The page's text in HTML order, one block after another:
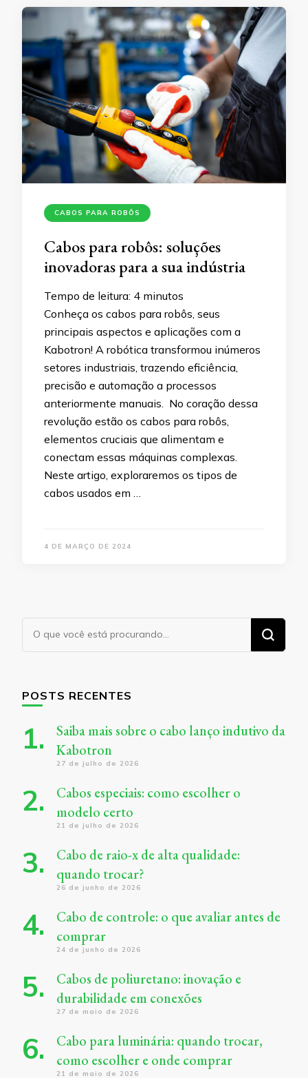
CABOS PARA ROBÔS
Cabos para robôs: soluções
inovadoras para a sua indústria
Tempo de leitura: 4 minutos
Conheça os cabos para robôs, seus
principais aspectos e aplicações com a
Kabotron! A robótica transformou inúmeros
setores industriais, trazendo eficiência,
precisão e automação a processos
anteriormente manuais. No coração dessa
revolução estão os cabos para robôs,
elementos cruciais que alimentam e
conectam essas máquinas complexas.
Neste artigo, exploraremos os tipos de
cabos usados em …
4 DE MARÇO DE 2024
Procurando
algo?
POSTS RECENTES
Saiba mais sobre o cabo lanço indutivo da
Kabotron
27 de julho de 2026
Cabos especiais: como escolher o
modelo certo
21 de julho de 2026
Cabo de raio-x de alta qualidade:
quando trocar?
26 de junho de 2026
Cabo de controle: o que avaliar antes de
comprar
24 de junho de 2026
Cabos de poliuretano: inovação e
durabilidade em conexões
27 de maio de 2026
Cabo para luminária: quando trocar,
como escolher e onde comprar
21 de maio de 2026